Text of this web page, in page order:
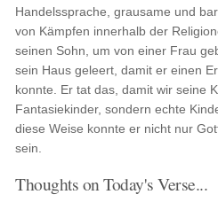
Handelssprache, grausame und
von Kämpfen innerhalb der
seinen Sohn, um von einer Frau
sein Haus geleert, damit er einen
konnte. Er tat das, damit wir seine
Fantasiekinder, sondern echte
diese Weise konnte er nicht nur
sein.
Thoughts on Today's Verse...